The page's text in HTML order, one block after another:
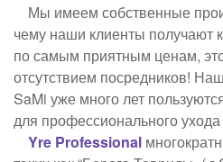
Мы имеем собственные
чему наши клиенты получают
по самым приятным ценам,
отсутствием посредников!
SaMi уже много лет
для профессионального
Yre Professional